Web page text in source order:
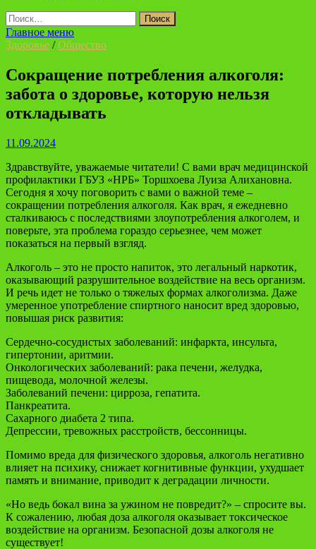
Найти:
Главное меню
Здоровье /Общество
Сокращение потребления алкоголя:
забота о здоровье, которую нельзя
откладывать
11.09.2024
Здравствуйте, уважаемые читатели! С вами врач медицинской
профилактики ГБУЗ «НРБ» Торшхоева Луиза Алихановна.
Сегодня я хочу поговорить с вами о важной теме –
сокращении потребления алкоголя. Как врач, я ежедневно
сталкиваюсь с последствиями злоупотребления алкоголем, и
поверьте, эта проблема гораздо серьезнее, чем может
показаться на первый взгляд.
Алкоголь – это не просто напиток, это легальный наркотик,
оказывающий разрушительное воздействие на весь организм.
И речь идет не только о тяжелых формах алкоголизма. Даже
умеренное употребление спиртного наносит вред здоровью,
повышая риск развития:
Сердечно-сосудистых заболеваний: инфаркта, инсульта,
гипертонии, аритмии.
Онкологических заболеваний: рака печени, желудка,
пищевода, молочной железы.
Заболеваний печени: цирроза, гепатита.
Панкреатита.
Сахарного диабета 2 типа.
Депрессии, тревожных расстройств, бессонницы.
Помимо вреда для физического здоровья, алкоголь негативно
влияет на психику, снижает когнитивные функции, ухудшает
память и внимание, приводит к деградации личности.
«Но ведь бокал вина за ужином не повредит?» – спросите вы.
К сожалению, любая доза алкоголя оказывает токсическое
воздействие на организм. Безопасной дозы алкоголя не
существует!